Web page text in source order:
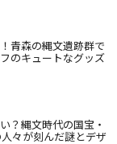
青森の縄文遺跡群で
のキュートなグッズ
？縄文時代の国宝・
々が刻んだ謎とデザ